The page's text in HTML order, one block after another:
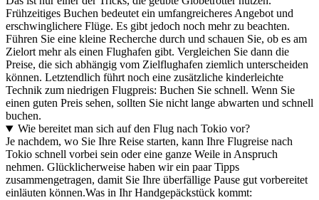
Frühzeitiges Buchen bedeutet ein umfangreicheres Angebot und
erschwinglichere Flüge. Es gibt jedoch noch mehr zu beachten.
Führen Sie eine kleine Recherche durch und schauen Sie, ob es am
Zielort mehr als einen Flughafen gibt. Vergleichen Sie dann die
Preise, die sich abhängig vom Zielflughafen ziemlich unterscheiden
können. Letztendlich führt noch eine zusätzliche kinderleichte
Technik zum niedrigen Flugpreis: Buchen Sie schnell. Wenn Sie
einen guten Preis sehen, sollten Sie nicht lange abwarten und schnell
buchen.
Wie bereitet man sich auf den Flug nach Tokio vor?
Je nachdem, wo Sie Ihre Reise starten, kann Ihre Flugreise nach
Tokio schnell vorbei sein oder eine ganze Weile in Anspruch
nehmen. Glücklicherweise haben wir ein paar Tipps
zusammengetragen, damit Sie Ihre überfällige Pause gut vorbereitet
einläuten können.Was in Ihr Handgepäckstück kommt: